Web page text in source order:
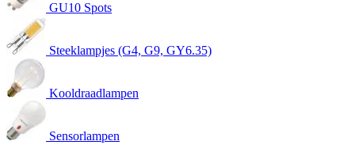
GU10 Spots
Steeklampjes (G4, G9, GY6.35)
Kooldraadlampen
Sensorlampen